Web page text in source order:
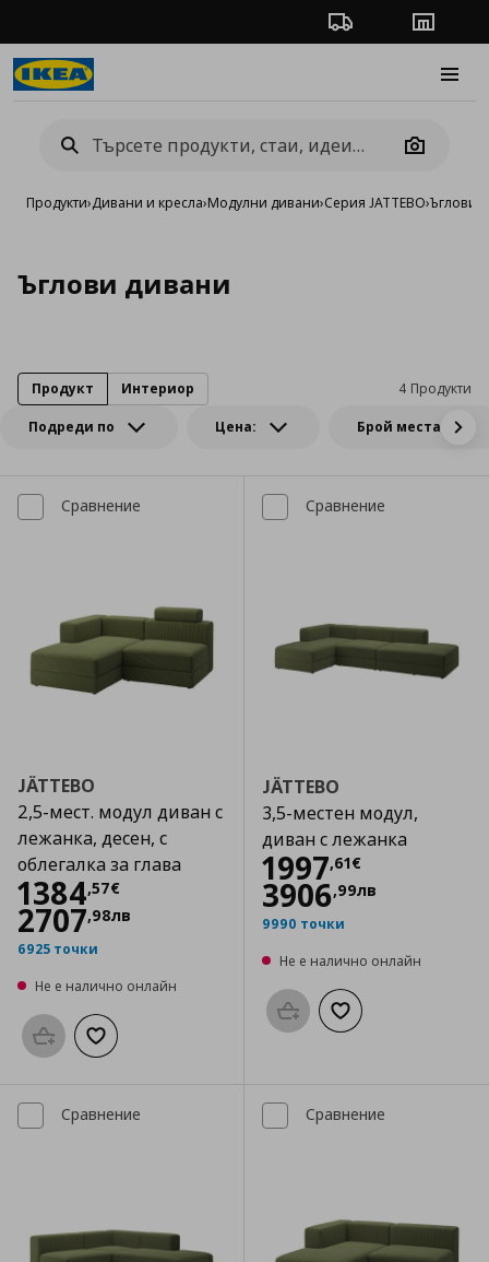
Проследяване на
Camera
Продукти›Дивани и кресла›Модулни дивани›Серия JATTEBO›Ъглови
Ъглови дивани
Подреди по Цена: Брой места
4 Продукти
Продукт Интериор
Сравнение
JÄTTEBO
2,5-мест. модул диван с
лежанка, десен, с
облегалка за глава
1384,57€
Цена1384,57 €
2707,98лв
6925 точки
Не е налично онлайн
Προσθήκη στο καλάθι
Добави към списъка с любими
Сравнение
JÄTTEBO
3,5-местен модул,
диван с лежанка
1997,61€
Цена1997,61 €
3906,99лв
9990 точки
Не е налично онлайн
Προσθήκη στο καλάθι
Добави към
Сравнение Сравнение